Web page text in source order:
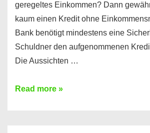
geregeltes Einkommen? Dann
kaum einen Kredit ohne
Bank benötigt mindestens eine
Schuldner den aufgenommenen
Die Aussichten …
Mit
Read more »